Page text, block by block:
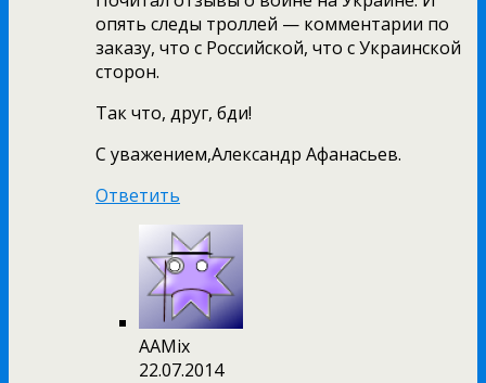
опять следы троллей — комментарии по
заказу, что с Российской, что с Украинской
сторон.
Так что, друг, бди!
С уважением,Александр Афанасьев.
Ответить
AAMix
22.07.2014